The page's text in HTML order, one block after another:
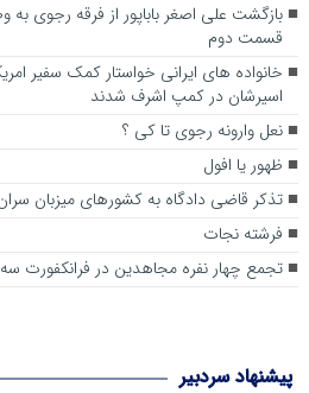
بازگشت علی اصغر باباپور از فرقه رجوی
قسمت دوم
خانواده های ایرانی خواستار کمک سفیر
اسیرشان در کمپ اشرف شدند
نعل وارونه رجوی تا کی ؟
ظهور یا افول
تذکر قاضی دادگاه به کشورهای میزبان
فرشته نجات
تجمع چهار نفره مجاهدین در فرانکفورت
پیشنهاد سردبیر